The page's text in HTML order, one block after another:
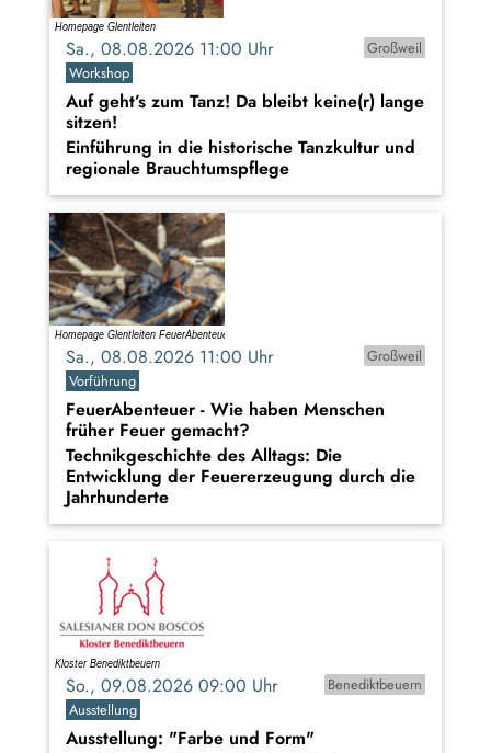
Sa., 08.08.2026 11:00 Uhr
Großweil
Workshop
Auf geht’s zum Tanz! Da bleibt keine(r) lange
sitzen!
Einführung in die historische Tanzkultur und
regionale Brauchtumspflege
Sa., 08.08.2026 11:00 Uhr
Großweil
Vorführung
FeuerAbenteuer - Wie haben Menschen
früher Feuer gemacht?
Technikgeschichte des Alltags: Die
Entwicklung der Feuererzeugung durch die
Jahrhunderte
So., 09.08.2026 09:00 Uhr
Benediktbeuern
Ausstellung
Ausstellung: "Farbe und Form"